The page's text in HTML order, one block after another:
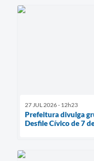
27 JUL 2026 - 12h23
Prefeitura divulga
Desfile Cívico de 7